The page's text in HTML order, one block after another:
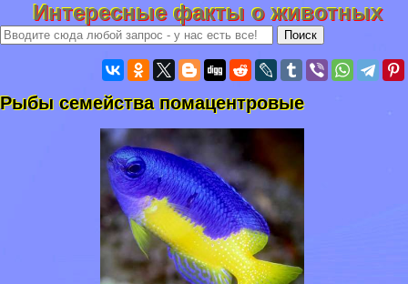
Интересные факты о животных
Рыбы семейства помацентровые